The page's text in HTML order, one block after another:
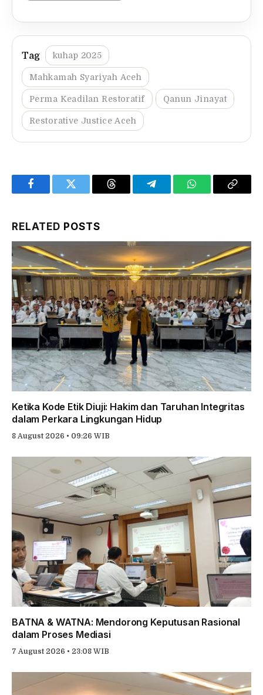
kuhap 2025
Mahkamah Syariyah Aceh
Perma Keadilan Restoratif Qanun Jinayat
Restorative Justice Aceh
FacebookTwitter Threads TelegramWhatsAppCopy
RELATED POSTS
Ketika Kode Etik Diuji: Hakim dan Taruhan Integritas
dalam Perkara Lingkungan Hidup
8 August 2026 • 09:26 WIB
BATNA & WATNA: Mendorong Keputusan Rasional
dalam Proses Mediasi
7 August 2026 • 23:08 WIB